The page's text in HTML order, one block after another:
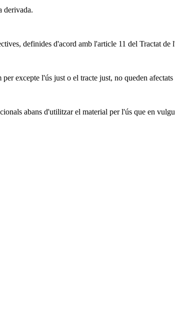
derivada.
definides d'acord amb l'article 11 del Tractat
excepte l'ús just o el tracte just, no queden
abans d'utilitzar el material per l'ús que en